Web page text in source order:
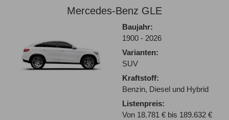
Mercedes-Benz GLE
Baujahr:
1900 - 2026
Varianten:
SUV
Kraftstoff:
Benzin, Diesel und Hybrid
Listenpreis:
Von 18.781 € bis 189.632 €